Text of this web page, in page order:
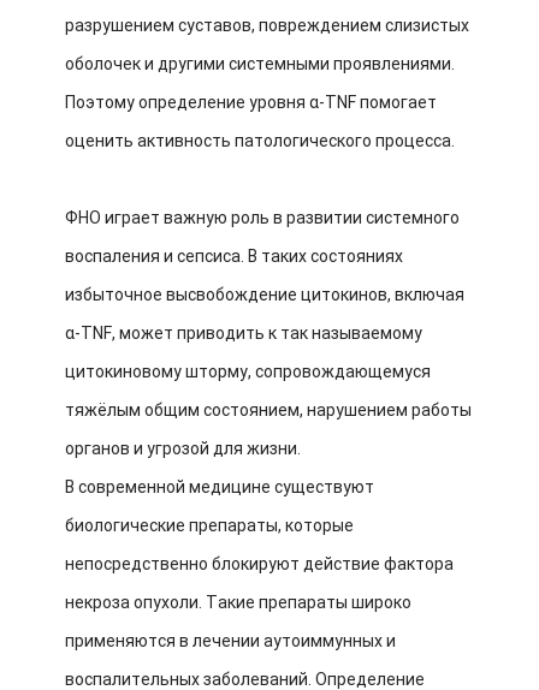
разрушением суставов, повреждением слизистых
оболочек и другими системными проявлениями.
Поэтому определение уровня α-TNF помогает
оценить активность патологического процесса.
ФНО играет важную роль в развитии системного
воспаления и сепсиса. В таких состояниях
избыточное высвобождение цитокинов, включая
α-TNF, может приводить к так называемому
цитокиновому шторму, сопровождающемуся
тяжёлым общим состоянием, нарушением работы
органов и угрозой для жизни.
В современной медицине существуют
биологические препараты, которые
непосредственно блокируют действие фактора
некроза опухоли. Такие препараты широко
применяются в лечении аутоиммунных и
воспалительных заболеваний. Определение